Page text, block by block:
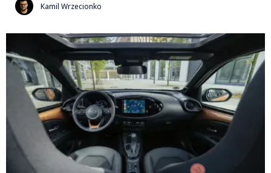
Kamil Wrzecionko